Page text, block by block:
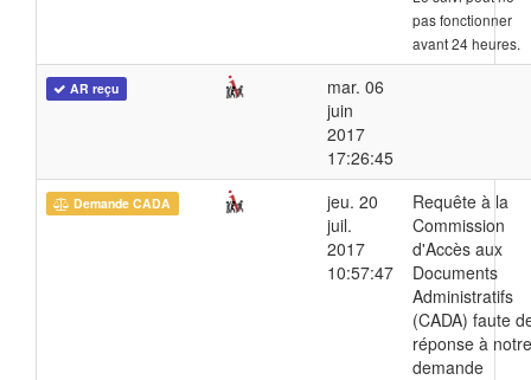
pas fonctionner
avant 24 heures.
AR reçu
mar. 06
juin
2017
17:26:45
Demande CADA
jeu. 20
juil.
2017
10:57:47
Requête à la
Commission
d'Accès aux
Documents
Administratifs
(CADA) faute
réponse à notre
demande